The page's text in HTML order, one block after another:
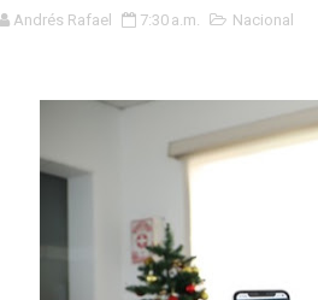
14 COLEGIOS DE
¿Viajas por Fiestas
JAMES PÉREZ
MÁS DE 12 MIL
OSIPTEL: Ahora dar
Andrés Rafael 7:30 a.m. Nacional